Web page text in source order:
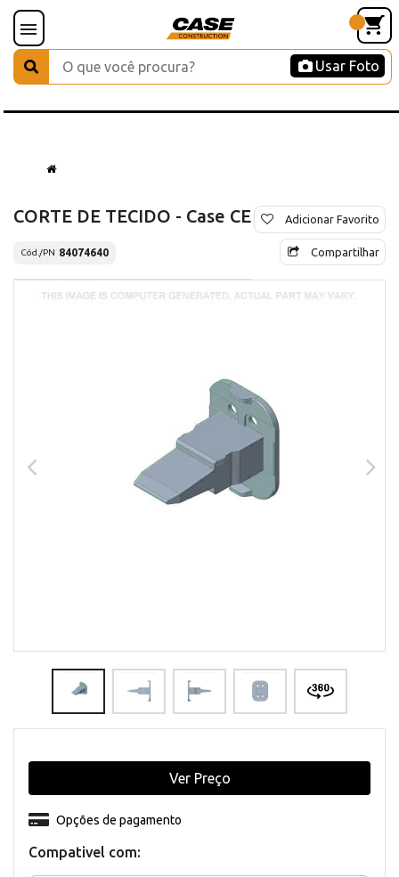
Usar Foto
CORTE DE TECIDO - Case CE
Cód./PN 84074640
Adicionar Favorito
Compartilhar
Compativel com:
Opções de pagamento
Ver Preço